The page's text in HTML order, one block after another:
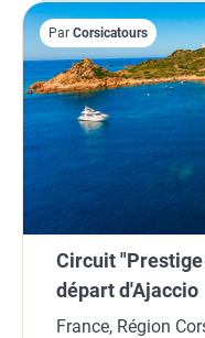
Par Corsicatours
Circuit
départ d'Ajaccio
France, Région